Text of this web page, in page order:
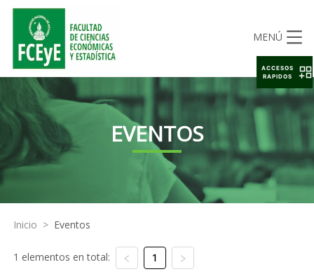
MENÚ
EVENTOS
Inicio > Eventos
1 elementos en total: 1
ACCESOS
RAPIDOS